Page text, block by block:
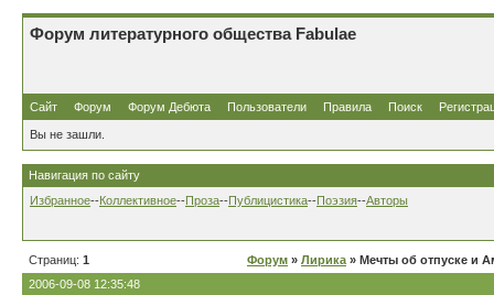
Форум литературного общества Fabulae
Сайт Форум Форум Дебюта Пользователи Правила Поиск
Вы не зашли.
Навигация по сайту
Избранное--Коллективное--Проза--Публицистика--Поэзия--Авторы
Страниц: 1 Форум » Лирика » Мечты об отпуске и
2006-09-08 12:35:48